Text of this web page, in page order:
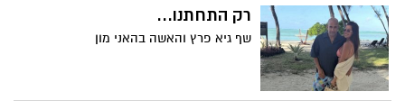
רק התחתנו...
שף גיא פרץ והאשה בהאני מון